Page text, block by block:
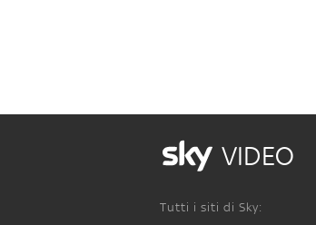
VIDEO
Tutti i siti di Sky: